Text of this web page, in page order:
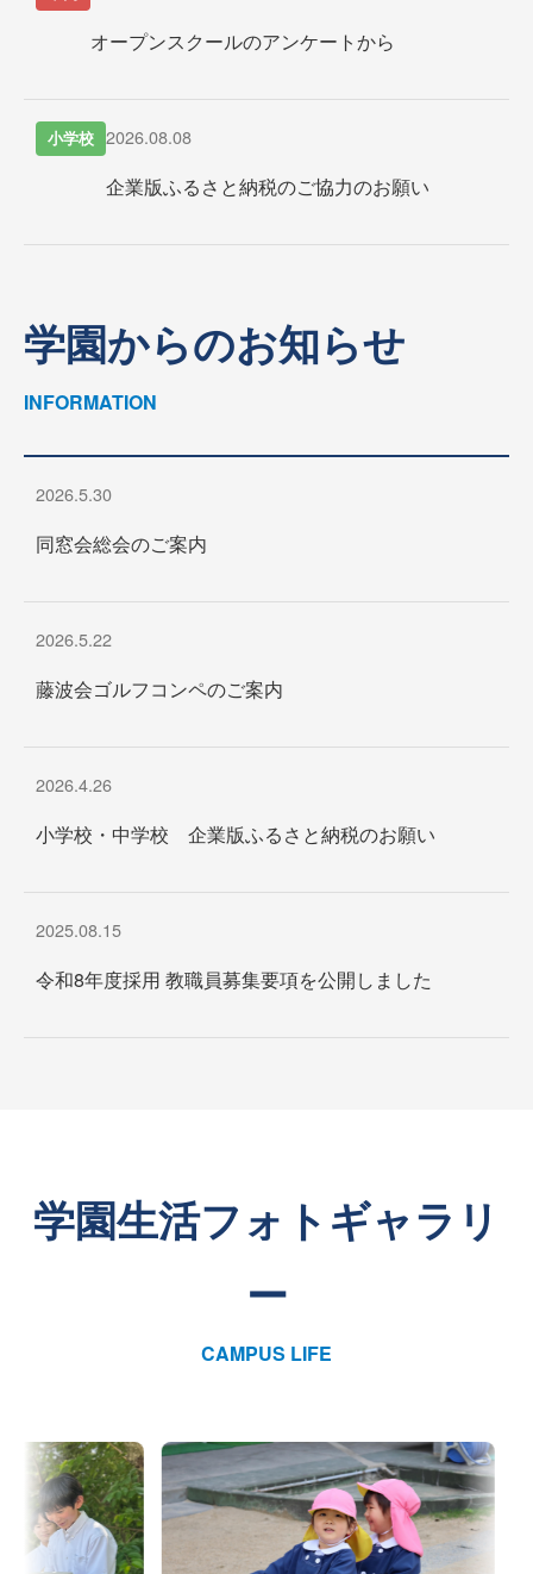
オープンスクールのアンケートから
小学校 2026.08.08
企業版ふるさと納税のご協力のお願い
学園からのお知らせ
INFORMATION
2026.5.30
同窓会総会のご案内
2026.5.22
藤波会ゴルフコンペのご案内
2026.4.26
小学校・中学校 企業版ふるさと納税のお願い
2025.08.15
令和8年度採用 教職員募集要項を公開しました
学園生活フォトギャラリ
ー
CAMPUS LIFE